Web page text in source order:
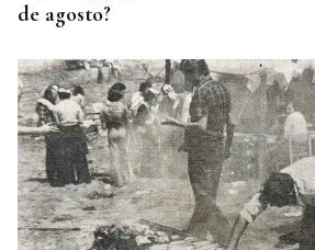
de agosto?